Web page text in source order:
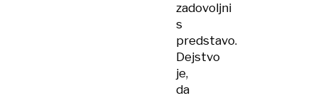
zadovoljni
s
predstavo.
Dejstvo
je,
da